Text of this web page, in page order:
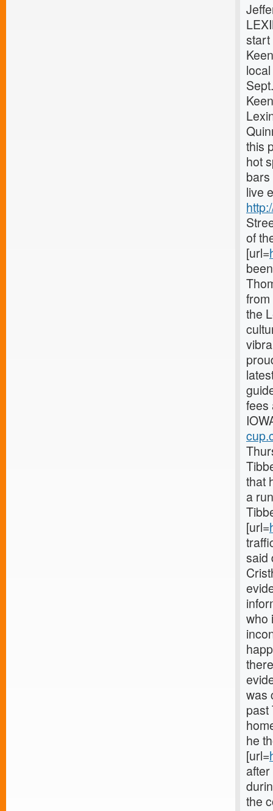
start
this
hot
live
of
[url=
the
fees
that
a
[url=
said
who
was
past
he
[url=
the